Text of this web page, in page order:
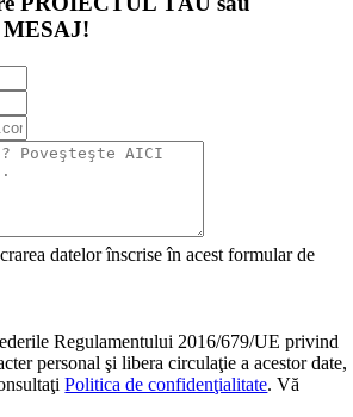
datelor înscrise în acest formular de
Regulamentului 2016/679/UE privind
personal şi libera circulaţie a acestor date,
Politica de confidenţialitate. Vă